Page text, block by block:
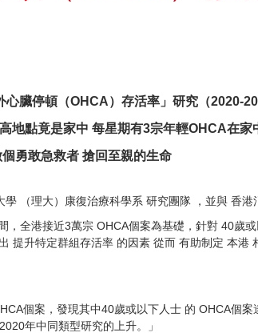
心臟停頓（OHCA）存活率」研究（2020-
地點竟是家中 每星期有3宗年輕OHCA在家
個勇敢急救者 搶回至親的生命
（理大）康復治療科學系 研究團隊 ，並與 香
，全港接近3萬宗 OHCA個案為基礎，針對 40歲
提升特定群組存活率 的因素 從而 有助制定 本港
個案，發現其中40歲或以下人士 的 OHCA個
年中同類型研究的上升。」